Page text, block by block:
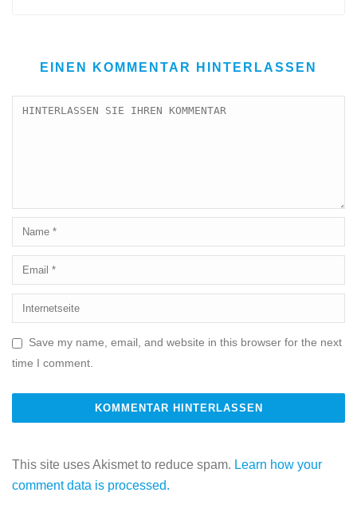
EINEN KOMMENTAR HINTERLASSEN
Save my name, email, and website in this browser for the next
time I comment.
This site uses Akismet to reduce spam. Learn how your
comment data is processed.